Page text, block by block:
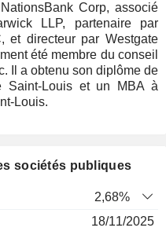
Corp, associé
LLP, partenaire par
et directeur par Westgate
été membre du conseil
Il a obtenu son diplôme de
Saint-Louis et un MBA à
Louis.
sociétés publiques
Date de2,68%
18/11/2025